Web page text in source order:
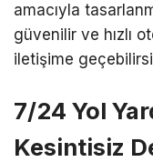
amacıyla
güvenilir ve hızlı
iletişime
7/24 Yol
Kesintisiz